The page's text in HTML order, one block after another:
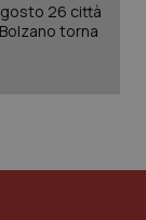
26 città
torna